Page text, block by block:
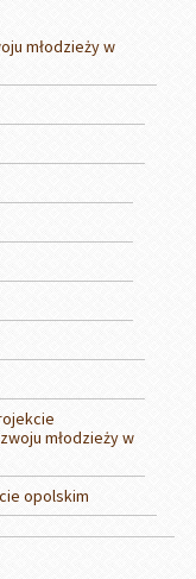
młodzieży w
młodzieży w
opolskim